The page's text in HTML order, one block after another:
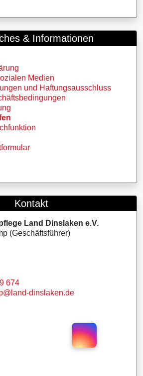
& Informationen
Medien
und Haftungsausschluss
Kontakt
Land Dinslaken e.V.
(Geschäftsführer)
674
dinslaken.de